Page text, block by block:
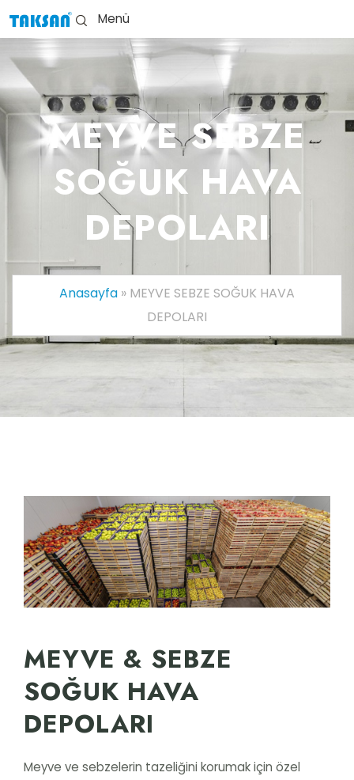
Menü
MEYVE SEBZE
SOĞUK HAVA
DEPOLARI
Anasayfa » MEYVE SEBZE SOĞUK HAVA
DEPOLARI
MEYVE & SEBZE
SOĞUK HAVA
DEPOLARI
Meyve ve sebzelerin tazeliğini korumak için özel